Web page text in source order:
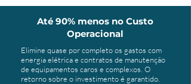
Até 90% menos no Custo
Operacional
Elimine quase por completo os gastos com
energia elétrica e contratos de manutenção
de equipamentos caros e complexos. O
retorno sobre o investimento é garantido.